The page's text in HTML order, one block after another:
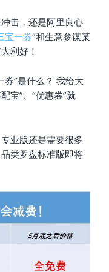
击，还是阿里良心
宝一券”和生意参谋某
利好！
券”是什么？ 我给大
宝”、“优惠券”就
业版还是需要很多
类罗盘标准版即将